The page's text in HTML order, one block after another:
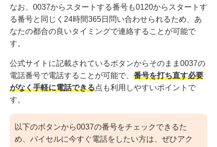
なお、0037からスタートする番号も0120からスタートす
る番号と同じく24時間365日問い合わせられるため、あ
なたの都合の良いタイミングで連絡することが可能で
す。
公式サイトに記載されているボタンからそのまま0037の
電話番号で電話することが可能で、 番号を打ち直す必要
がなく手軽に電話できる点も利用しやすいポイントで
す。
以下のボタンから0037の番号をチェックできるた
め、バイセルに今すぐ電話をしたい方は、ぜひアク